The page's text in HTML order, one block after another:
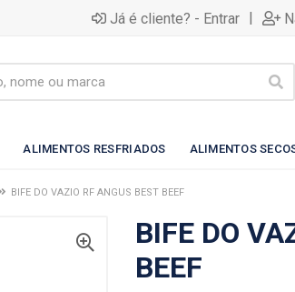
Já é cliente? - Entrar |
ALIMENTOS RESFRIADOS ALIMENTOS
BIFE DO VAZIO RF ANGUS BEST BEEF
BIFE DO
BEEF